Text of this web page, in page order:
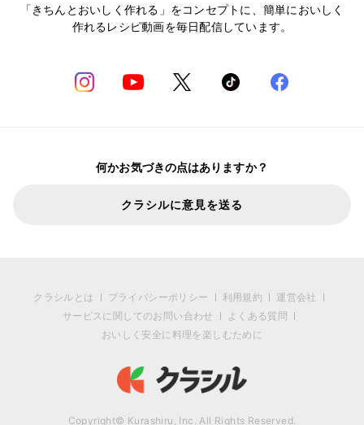
「きちんとおいしく作れる」をコンセプトに、簡単においしく
作れるレシピ動画を毎日配信しています。
何かお気づきの点はありますか？
クラシルに意見を送る
クラシルとは プライバシーポリシー 利用規約
運営会社
サービスに関してのお問い合わせ
よくある質問
おいしく安全に料理を楽しむために
Copyright© Kurashiru, Inc. All Rights Reserved.